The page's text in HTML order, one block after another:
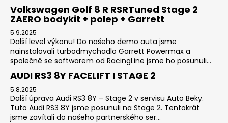
Volkswagen Golf 8 R RSRTuned Stage 2
ZAERO bodykit + polep + Garrett
5.9.2025
Další level výkonu! Do našeho demo auta jsme
nainstalovali turbodmychadlo Garrett Powermax a
společně se softwarem od RacingLine jsme ho posunuli...
AUDI RS3 8Y FACELIFT I STAGE 2
5.8.2025
Další úprava Audi RS3 8Y – Stage 2 v servisu Auto Beky.
Tuto Audi RS3 8Y jsme posunuli na Stage 2. Tentokrát
jsme zavítali do našeho partnerského ser...